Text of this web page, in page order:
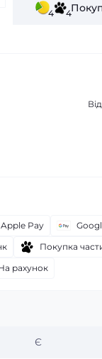
4 4
Apple Pay
Покупка
рахунок
Є